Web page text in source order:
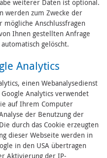
weiterer Daten ist optional.
werden zum Zwecke der
Anschlussfragen
Ihnen gestellten Anfrage
gelöscht.
Analytics
einen Webanalysedienst
Analytics verwendet
auf Ihrem Computer
der Benutzung der
durch das Cookie erzeugten
dieser Webseite werden in
in den USA übertragen
Aktivierung der IP-